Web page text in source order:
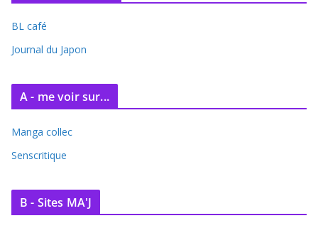
v
e
BL café
Journal du Japon
A - me voir sur...
Manga collec
Senscritique
B - Sites MA'J